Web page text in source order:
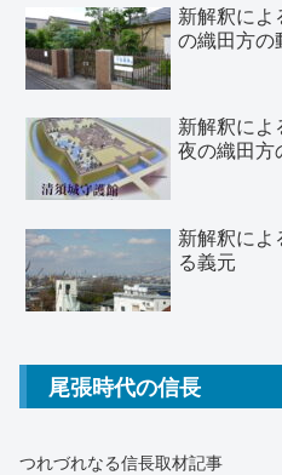
新解釈に
の織田方の
新解釈に
夜の織田方
新解釈に
る義元
尾張時代の信長
つれづれなる信長取材記事